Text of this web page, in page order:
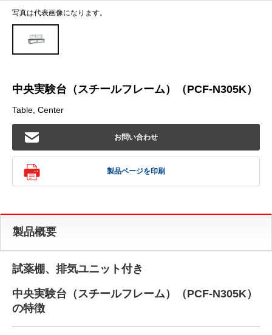
写真は代表画像になります。
中央実験台（スチールフレーム）（PCF-N305K）
Table, Center
お問い合わせ
製品ページを印刷
製品概要
試薬棚、排気ユニット付き
中央実験台（スチールフレーム）（PCF-N305K）
の特徴